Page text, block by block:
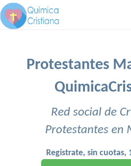
Protestantes
Red social de
Protestantes en
Registrate, sin cuotas,